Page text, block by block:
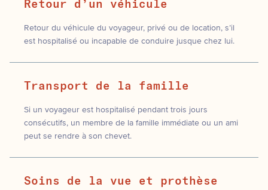
Retour d’un véhicule
Retour du véhicule du voyageur, privé ou de location, s’il
est hospitalisé ou incapable de conduire jusque chez lui.
Transport de la famille
Si un voyageur est hospitalisé pendant trois jours
consécutifs, un membre de la famille immédiate ou un ami
peut se rendre à son chevet.
Soins de la vue et prothèse